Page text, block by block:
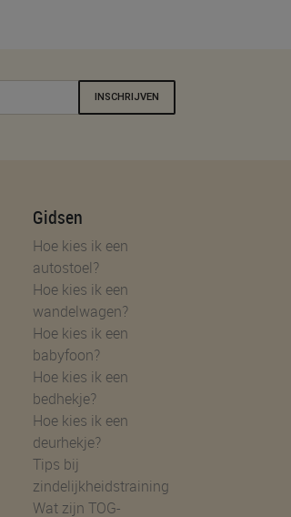
INSCHRIJVEN
Gidsen
Hoe kies ik een
autostoel?
Hoe kies ik een
wandelwagen?
Hoe kies ik een
babyfoon?
Hoe kies ik een
bedhekje?
Hoe kies ik een
deurhekje?
Tips bij
zindelijkheidstraining
Wat zijn TOG-